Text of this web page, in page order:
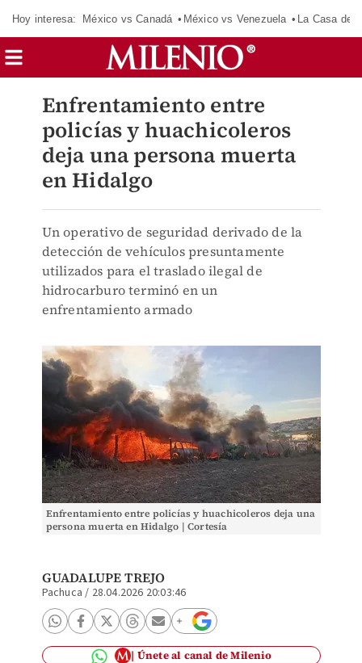
Hoy interesa: México vs Canadá México vs Venezuela La Casa de
Enfrentamiento entre
policías y huachicoleros
deja una persona muerta
en Hidalgo
Un operativo de seguridad derivado de la
detección de vehículos presuntamente
utilizados para el traslado ilegal de
hidrocarburo terminó en un
enfrentamiento armado
Enfrentamiento entre policías y huachicoleros deja una
persona muerta en Hidalgo | Cortesía
GUADALUPE TREJO
Pachuca / 28.04.2026 20:03:46
Únete al canal de Milenio